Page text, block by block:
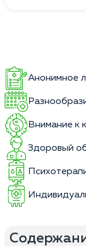
Анонимное
Внимание к
Здоровый